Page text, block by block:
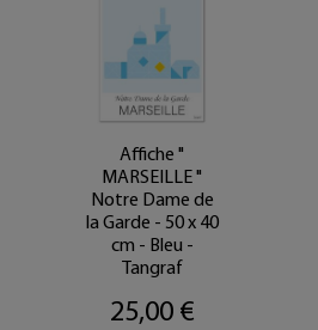
Affiche "
MARSEILLE "
Notre Dame de
la Garde - 50 x 40
cm - Bleu -
Tangraf
25,00 €